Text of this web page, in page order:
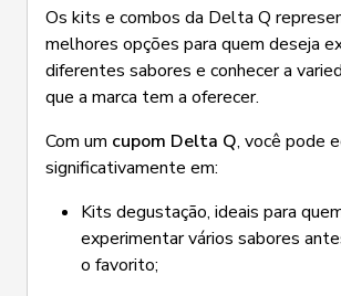
Os kits e combos da Delta Q
melhores opções para quem deseja
diferentes sabores e conhecer a
que a marca tem a oferecer.
Com um cupom Delta Q, você pode
significativamente em:
Kits degustação, ideais para
experimentar vários sabores
o favorito;